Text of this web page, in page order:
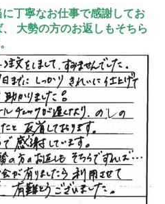
丁寧なお仕事で感謝してお
大勢の方のお返しもそちら